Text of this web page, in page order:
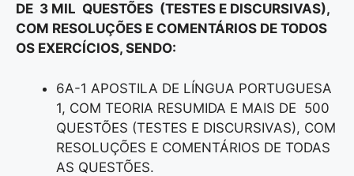
DE 3 MIL QUESTÕES (TESTES E DISCURSIVAS),
COM RESOLUÇÕES E COMENTÁRIOS DE TODOS
OS EXERCÍCIOS, SENDO:
6A-1 APOSTILA DE LÍNGUA PORTUGUESA
1, COM TEORIA RESUMIDA E MAIS DE 500
QUESTÕES (TESTES E DISCURSIVAS), COM
RESOLUÇÕES E COMENTÁRIOS DE TODAS
AS QUESTÕES.